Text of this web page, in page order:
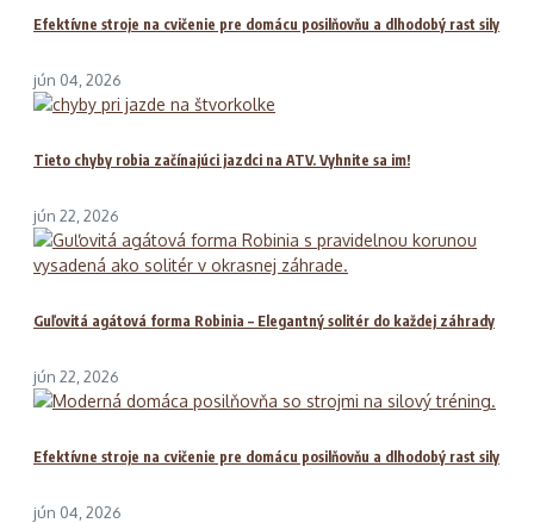
Efektívne stroje na cvičenie pre domácu posilňovňu a dlhodobý rast sily
jún 04, 2026
Tieto chyby robia začínajúci jazdci na ATV. Vyhnite sa im!
jún 22, 2026
Guľovitá agátová forma Robinia – Elegantný solitér do každej záhrady
jún 22, 2026
Efektívne stroje na cvičenie pre domácu posilňovňu a dlhodobý rast sily
jún 04, 2026